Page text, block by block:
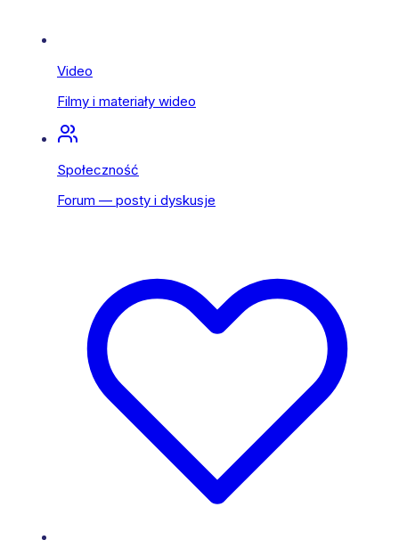
Video
Filmy i materiały wideo
Społeczność
Forum — posty i dyskusje